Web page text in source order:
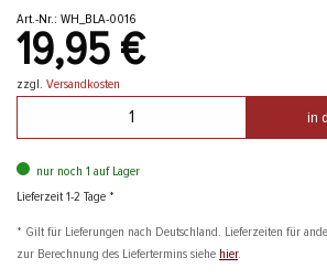
Art.-Nr.: WH_BLA-0016
19,95 €
zzgl. Versandkosten
in
nur noch 1 auf Lager
Lieferzeit 1-2 Tage *
* Gilt für Lieferungen nach Deutschland. Lieferzeiten für
zur Berechnung des Liefertermins siehe hier.